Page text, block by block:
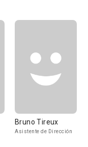
Bruno Tireux
Asistente de Dirección